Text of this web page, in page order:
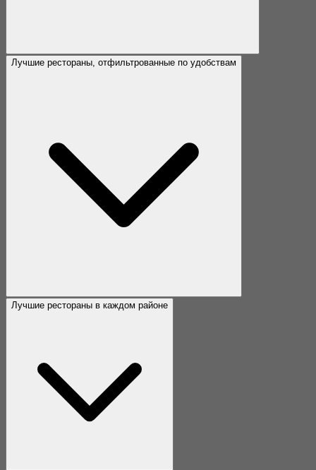
Лучшие рестораны, отфильтрованные по удобствам
Лучшие рестораны в каждом районе